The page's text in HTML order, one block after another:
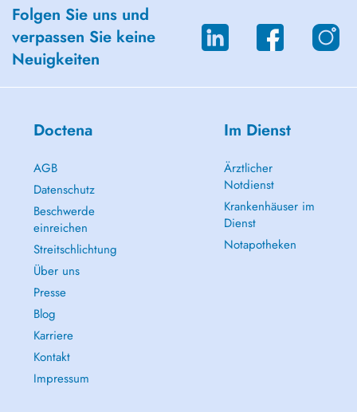
Folgen Sie uns und
verpassen Sie keine
Neuigkeiten
Doctena
AGB
Datenschutz
Beschwerde
einreichen
Streitschlichtung
Über uns
Presse
Blog
Karriere
Kontakt
Impressum
Im Dienst
Ärztlicher
Notdienst
Krankenhäuser im
Dienst
Notapotheken